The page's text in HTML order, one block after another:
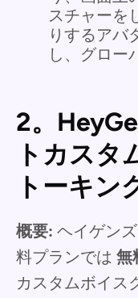
スチャーを
りするアバ
し、グロー
2。
トカスタ
トーキン
概要: ヘイゲンズ
料プランでは 無
カスタムボイス